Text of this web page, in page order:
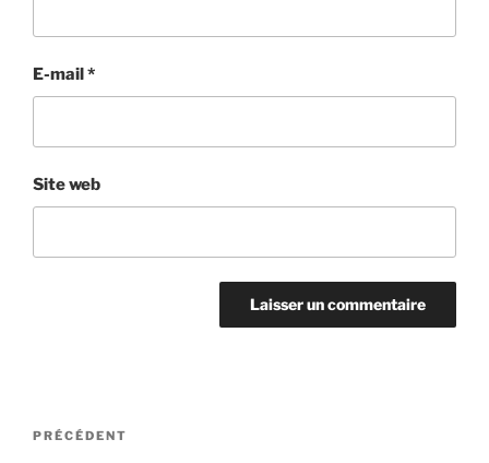
E-mail*
Site web
Navigation
Article
PRÉCÉDENT